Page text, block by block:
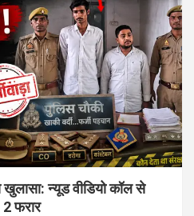
न्यूड वीडियो कॉल से
फरार